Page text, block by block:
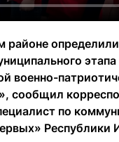
районе
этапа
военно-
сообщил
по
Республики